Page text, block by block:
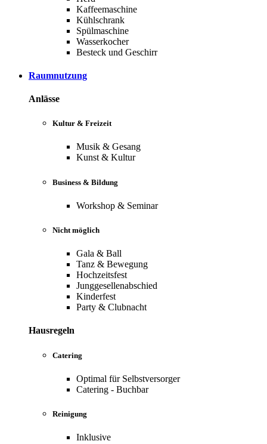
Kaffeemaschine
Kühlschrank
Spülmaschine
Wasserkocher
Besteck und Geschirr
Raumnutzung
Anlässe
Kultur & Freizeit
Musik & Gesang
Kunst & Kultur
Business & Bildung
Workshop & Seminar
Nicht möglich
Gala & Ball
Tanz & Bewegung
Hochzeitsfest
Junggesellenabschied
Kinderfest
Party & Clubnacht
Hausregeln
Catering
Optimal für Selbstversorger
Catering - Buchbar
Reinigung
Inklusive